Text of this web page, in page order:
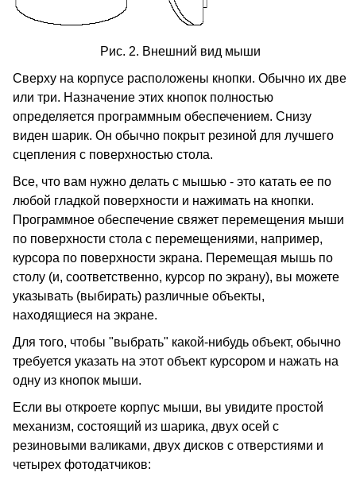
Рис. 2. Внешний вид мыши
Сверху на корпусе расположены кнопки. Обычно их две
или три. Назначение этих кнопок полностью
определяется программным обеспечением. Снизу
виден шарик. Он обычно покрыт резиной для лучшего
сцепления с поверхностью стола.
Все, что вам нужно делать с мышью - это катать ее по
любой гладкой поверхности и нажимать на кнопки.
Программное обеспечение свяжет перемещения мыши
по поверхности стола с перемещениями, например,
курсора по поверхности экрана. Перемещая мышь по
столу (и, соответственно, курсор по экрану), вы можете
указывать (выбирать) различные объекты,
находящиеся на экране.
Для того, чтобы "выбрать" какой-нибудь объект, обычно
требуется указать на этот объект курсором и нажать на
одну из кнопок мыши.
Если вы откроете корпус мыши, вы увидите простой
механизм, состоящий из шарика, двух осей с
резиновыми валиками, двух дисков с отверстиями и
четырех фотодатчиков: